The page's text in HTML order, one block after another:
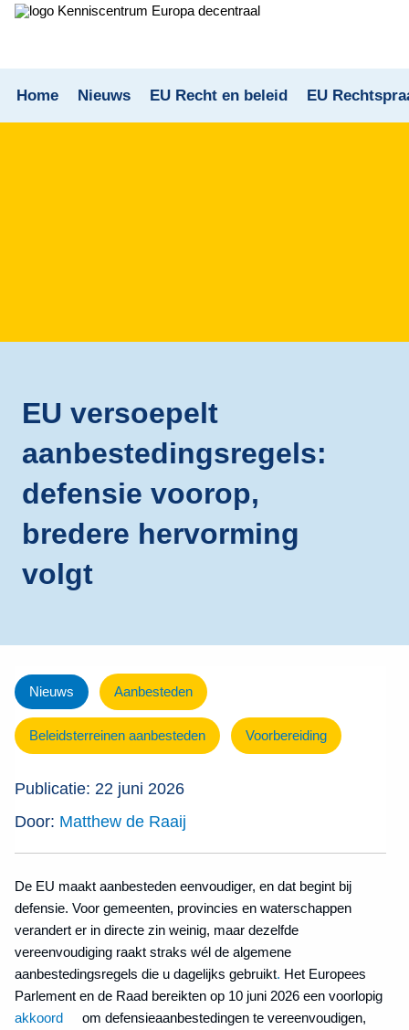
Home Nieuws EU Recht en beleid EU
EU versoepelt
aanbestedingsregels:
defensie voorop,
bredere hervorming
volgt
Nieuws Aanbesteden
Beleidsterreinen aanbesteden Voorbereiding
Publicatie: 22 juni 2026
Door: Matthew de Raaij
De EU maakt aanbesteden eenvoudiger, en dat begint bij
defensie. Voor gemeenten, provincies en waterschappen
verandert er in directe zin weinig, maar dezelfde
vereenvoudiging raakt straks wél de algemene
aanbestedingsregels die u dagelijks gebruikt. Het Europees
Parlement en de Raad bereikten op 10 juni 2026 een voorlopig
akkoord
om defensieaanbestedingen te vereenvoudigen,